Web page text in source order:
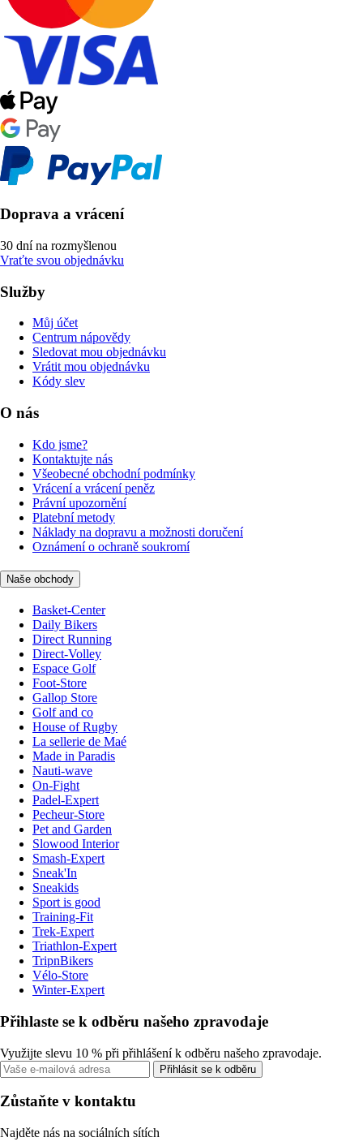
Doprava a vrácení
30 dní na rozmyšlenou
Vraťte svou objednávku
Služby
Můj účet
Centrum nápovědy
Sledovat mou objednávku
Vrátit mou objednávku
Kódy slev
O nás
Kdo jsme?
Kontaktujte nás
Všeobecné obchodní podmínky
Vrácení a vrácení peněz
Právní upozornění
Platební metody
Náklady na dopravu a možnosti doručení
Oznámení o ochraně soukromí
Naše obchody
Basket-Center
Daily Bikers
Direct Running
Direct-Volley
Espace Golf
Foot-Store
Gallop Store
Golf and co
House of Rugby
La sellerie de Maé
Made in Paradis
Nauti-wave
On-Fight
Padel-Expert
Pecheur-Store
Pet and Garden
Slowood Interior
Smash-Expert
Sneak'In
Sneakids
Sport is good
Training-Fit
Trek-Expert
Triathlon-Expert
TripnBikers
Vélo-Store
Winter-Expert
Přihlaste se k odběru našeho zpravodaje
Využijte slevu 10 % při přihlášení k odběru našeho zpravodaje.
Přihlásit se k odběru
Zůstaňte v kontaktu
Najděte nás na sociálních sítích